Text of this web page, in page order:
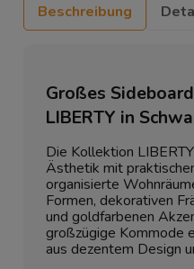
Beschreibung
Großes
LIBERTY in
Die Kollektion
Ästhetik mit
organisierte
Formen, dekorativen
und goldfarbenen
großzügige Kommode
aus dezentem Design